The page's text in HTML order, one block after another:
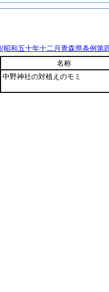
(昭和五十年十二月青森県条例第
名称
中野神社の対植えのモミ